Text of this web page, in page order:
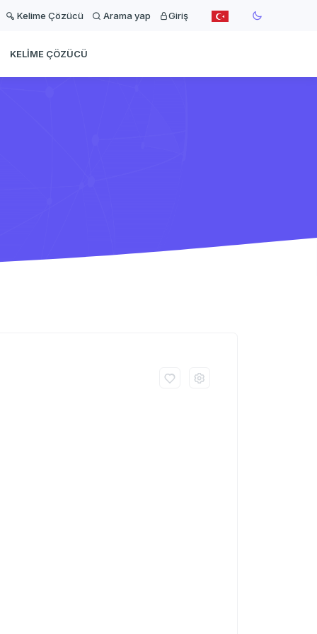
Kelime Çözücü Arama yap Giriş
KELIME ÇÖZÜCÜ